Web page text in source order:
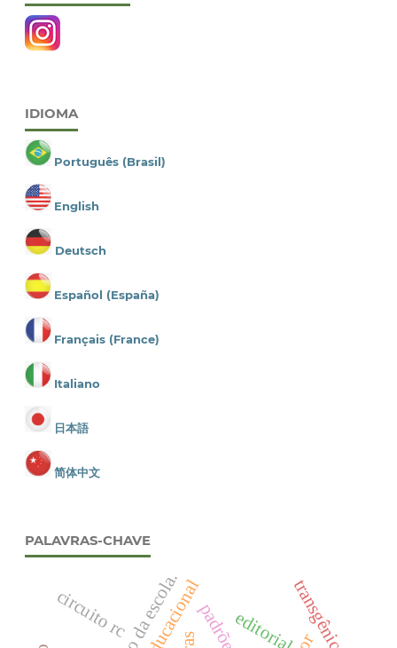
IDIOMA
Português (Brasil)
English
Deutsch
Español (España)
Français (France)
Italiano
日本語
简体中文
PALAVRAS-CHAVE
editorialtransgênicos
circuito rc